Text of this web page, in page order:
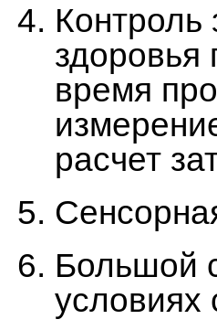
Контроль
здоровья
время
расчет
Большой
условиях